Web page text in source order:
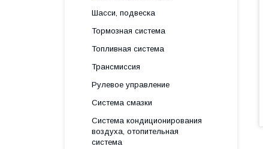
Шасси, подвеска
Тормозная система
Топливная система
Трансмиссия
Рулевое управление
Система смазки
Система кондиционирования
воздуха, отопительная
система